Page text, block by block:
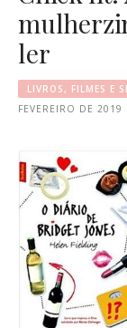
ler
LIVROS, FILMES E
FEVEREIRO DE 2019